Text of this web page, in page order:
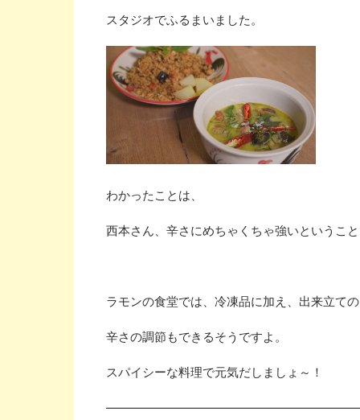
スタジオでふるまいました。
わかったことは、
西本さん、辛さにめちゃくちゃ強いというこ
ラモンの食堂では、冷凍品に加え、出来立て
辛さの調節もできるそうですよ。
スパイシーな料理で元気だしましょ～！